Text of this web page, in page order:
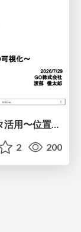
2 200